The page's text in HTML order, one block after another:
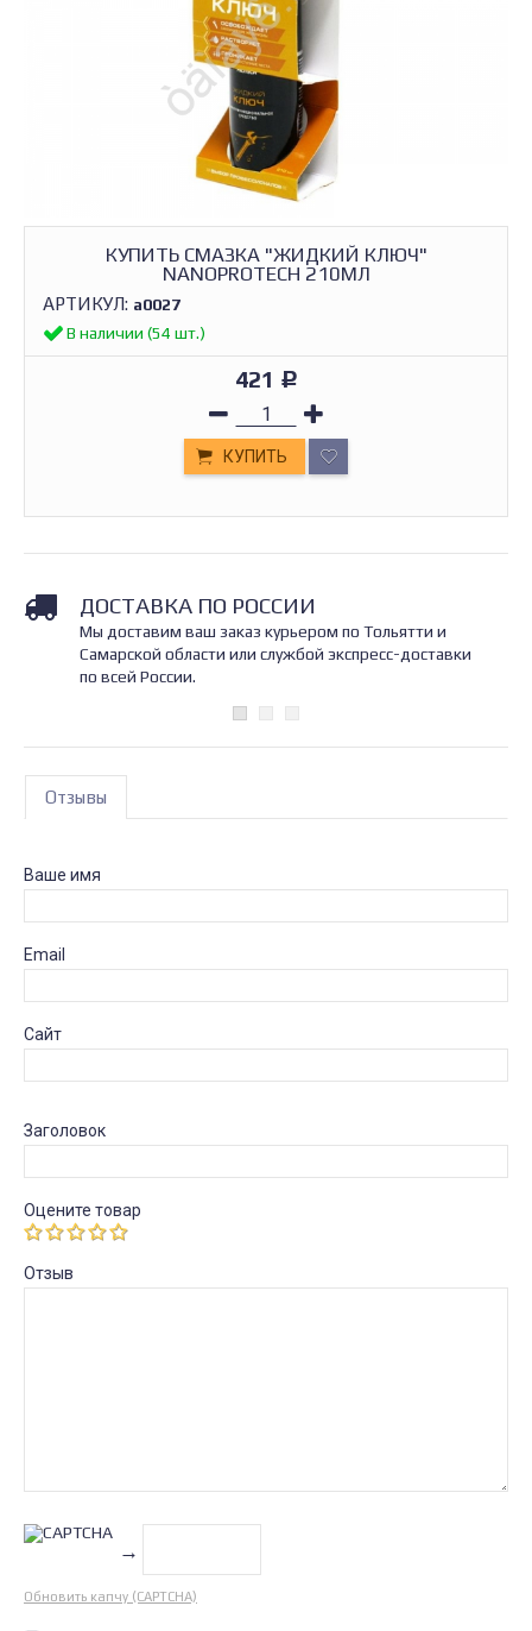
КУПИТЬ СМАЗКА "ЖИДКИЙ КЛЮЧ"
NANOPROTECH 210МЛ
АРТИКУЛ: а0027
В наличии (54 шт.)
421 Р
КУПИТЬ
ДОСТАВКА ПО РОССИИ
Мы доставим ваш заказ курьером по Тольятти и
Самарской области или службой экспресс-доставки
по всей России.
Отзывы
Ваше имя
Email
Сайт
Заголовок
Оцените товар
Отзыв
→
Обновить капчу (CAPTCHA)